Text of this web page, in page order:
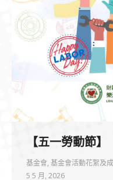
【五一勞動節】
基金會, 基金會活動花絮及
5 5 月, 2026